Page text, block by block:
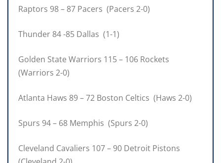
Raptors 98 – 87 Pacers (Pacers 2-0)
Thunder 84 -85 Dallas (1-1)
Golden State Warriors 115 – 106 Rockets
(Warriors 2-0)
Atlanta Haws 89 – 72 Boston Celtics (Haws 2-0)
Spurs 94 – 68 Memphis (Spurs 2-0)
Cleveland Cavaliers 107 – 90 Detroit Pistons